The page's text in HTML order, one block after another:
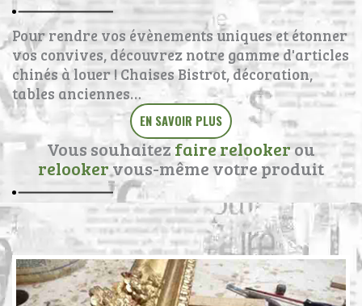
Pour rendre vos évènements uniques et étonner
vos convives, découvrez notre gamme d'articles
chinés à louer ! Chaises Bistrot, décoration,
tables anciennes…
EN SAVOIR PLUS
Vous souhaitez faire relookerou
relookervous-même votre produit